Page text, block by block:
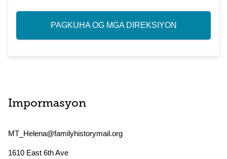
PAGKUHA OG MGA DIREKSIYON
Impormasyon
MT_Helena@familyhistorymail.org
1610 East 6th Ave